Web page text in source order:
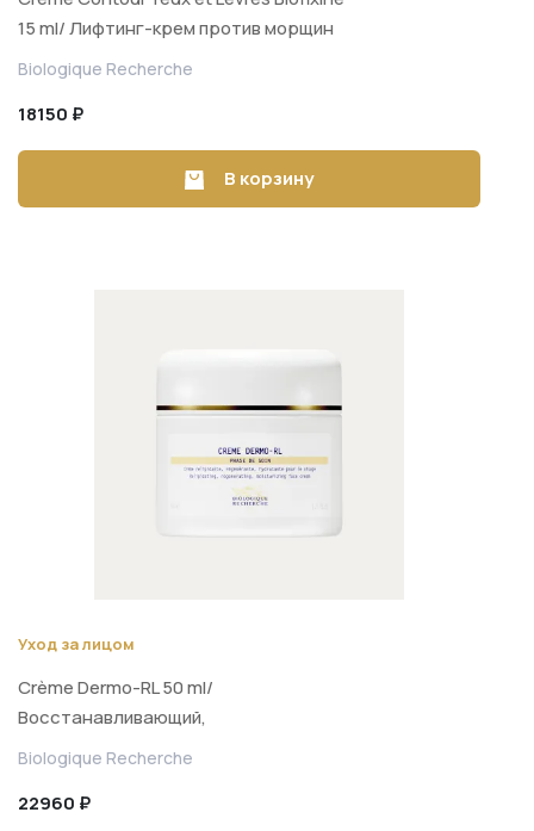
15 ml/ Лифтинг-крем против морщин
для области вокруг глаз и губ 15 ml
Biologique Recherche
18150 ₽
В корзину
Уход за лицом
Crème Dermo-RL 50 ml/
Восстанавливающий,
регенерирующий, увлажняющий крем
Biologique Recherche
22960 ₽